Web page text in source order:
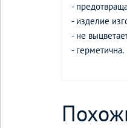
-
- изделие
- не
- герметична.